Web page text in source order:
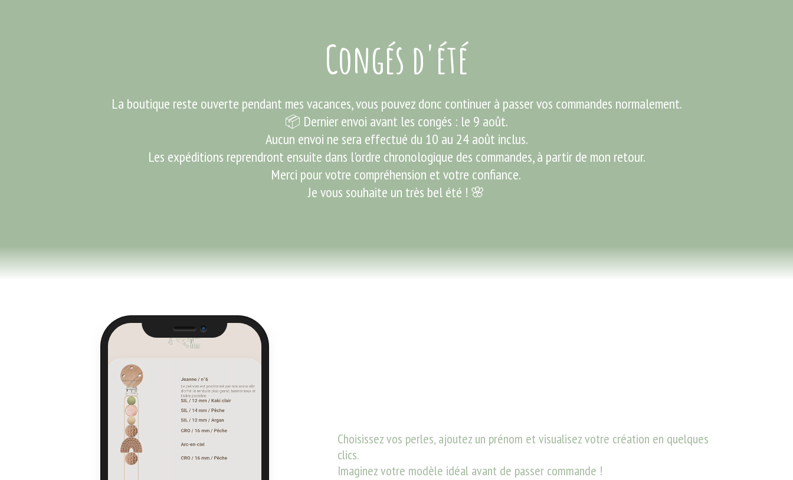
Congés d'été
La boutique reste ouverte pendant mes vacances, vous pouvez donc continuer à passer vos commandes normalement.
📦 Dernier envoi avant les congés : le 9 août.
Aucun envoi ne sera effectué du 10 au 24 août inclus.
Les expéditions reprendront ensuite dans l'ordre chronologique des commandes, à partir de mon retour.
Merci pour votre compréhension et votre confiance.
Je vous souhaite un très bel été ! 🌸
Speaker Camera
Choisissez vos perles, ajoutez un prénom et visualisez votre création en quelques
clics.
Imaginez votre modèle idéal avant de passer commande !